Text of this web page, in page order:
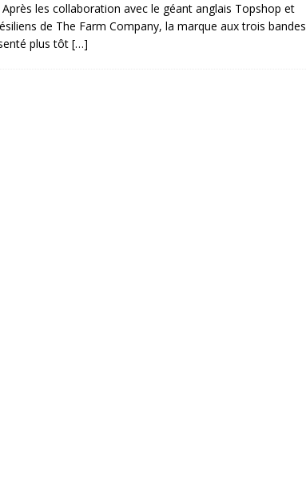
Après les collaboration avec le géant anglais Topshop et
de The Farm Company, la marque aux trois bandes
plus tôt […]